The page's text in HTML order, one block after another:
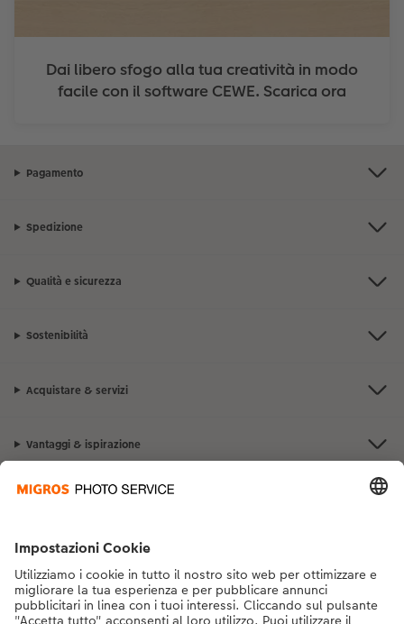
Dai libero sfogo alla tua creatività in modo
facile con il software CEWE. Scarica ora
Pagamento
Spedizione
Qualità e sicurezza
Sostenibilità
Acquistare & servizi
Vantaggi & ispirazione
Contatto & aiuto
La Migros
Se hai domande sui prodotti o sull'ordine, non esitare a contattarci dal